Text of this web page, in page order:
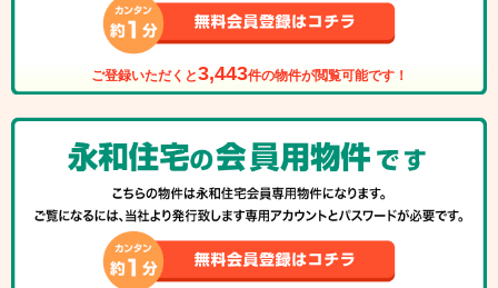
ご登録いただくと3,443件の物件が閲覧可能です！